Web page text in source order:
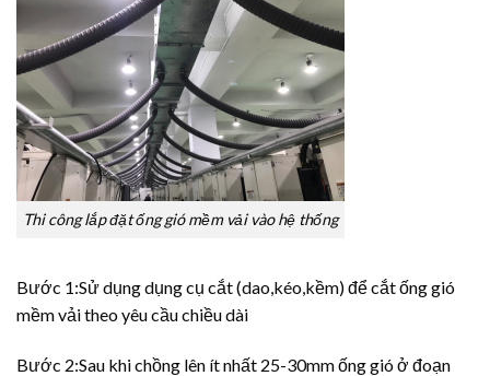
Thi công lắp đặt ống gió mềm vải vào hệ thống
Bước 1:Sử dụng dụng cụ cắt (dao,kéo,kềm) để cắt ống gió
mềm vải theo yêu cầu chiều dài
Bước 2:Sau khi chồng lên ít nhất 25-30mm ống gió ở đoạn